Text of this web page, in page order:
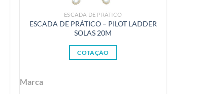
ESCADA DE PRÁTICO
ESCADA DE PRÁTICO – PILOT LADDER
SOLAS 20M
COTAÇÃO
Marca